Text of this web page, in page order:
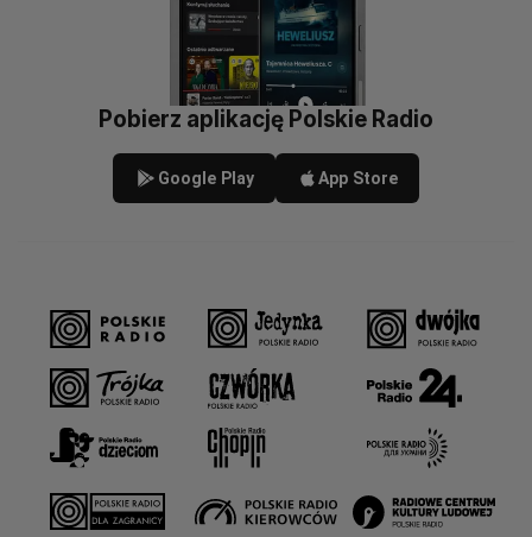
Pobierz aplikację Polskie Radio
Google Play App Store